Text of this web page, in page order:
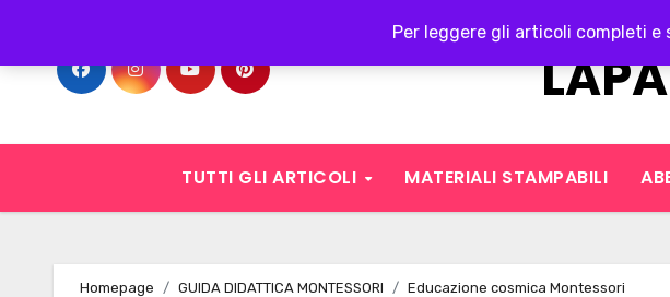
Per leggere gli articoli completi
content
TUTTI GLI ARTICOLI MATERIALI STAMPABILI
Homepage GUIDA DIDATTICA MONTESSORI Educazione cosmica Montessori